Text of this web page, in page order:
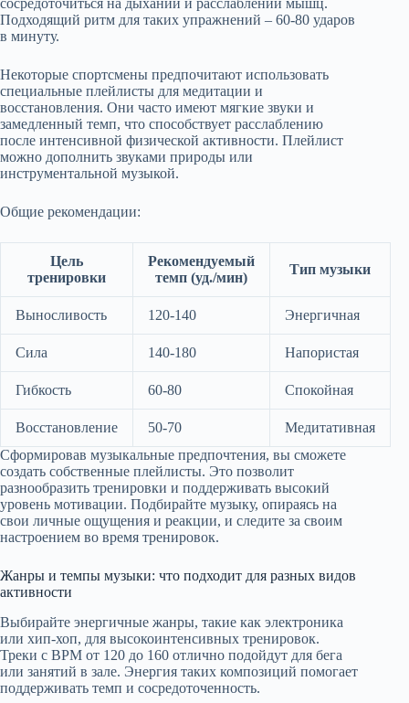
Подходящий ритм для таких упражнений – 60-80 ударов
в минуту.
Некоторые спортсмены предпочитают использовать
специальные плейлисты для медитации и
восстановления. Они часто имеют мягкие звуки и
замедленный темп, что способствует расслаблению
после интенсивной физической активности. Плейлист
можно дополнить звуками природы или
инструментальной музыкой.
Общие рекомендации:
Цель
тренировки
Рекомендуемый
темп (уд./мин)
Тип музыки
Выносливость 120-140 Энергичная
Сила 140-180 Напористая
Гибкость 60-80 Спокойная
Восстановление 50-70
Медитативная
Сформировав музыкальные предпочтения, вы сможете
создать собственные плейлисты. Это позволит
разнообразить тренировки и поддерживать высокий
уровень мотивации. Подбирайте музыку, опираясь на
свои личные ощущения и реакции, и следите за своим
настроением во время тренировок.
Жанры и темпы музыки: что подходит для разных видов
активности
Выбирайте энергичные жанры, такие как электроника
или хип-хоп, для высокоинтенсивных тренировок.
Треки с BPM от 120 до 160 отлично подойдут для бега
или занятий в зале. Энергия таких композиций помогает
поддерживать темп и сосредоточенность.